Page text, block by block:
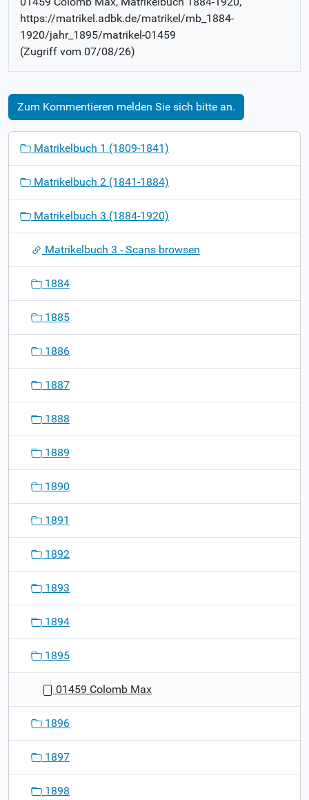
https://matrikel.adbk.de/matrikel/mb_1884-
1920/jahr_1895/matrikel-01459
(Zugriff vom 07/08/26)
Zum Kommentieren melden Sie sich bitte an.
o
Matrikelbuch 1 (1809-1841)
Matrikelbuch 2 (1841-1884)
Matrikelbuch 3 (1884-1920)
Matrikelbuch 3 - Scans browsen
1884
1885
1886
1887
1888
1889
1890
1891
1892
1893
1894
1895
01459 Colomb Max
1896
1897
1898